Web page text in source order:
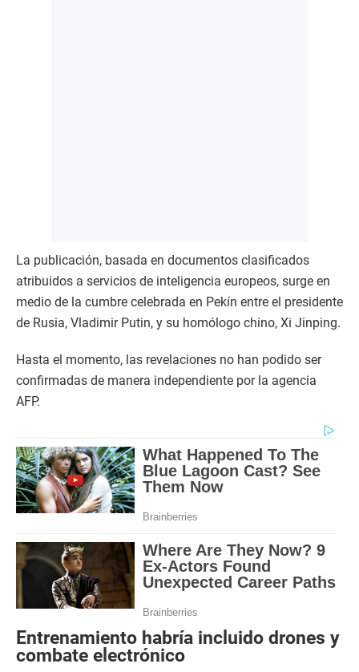
La publicación, basada en documentos clasificados
atribuidos a servicios de inteligencia europeos, surge en
medio de la cumbre celebrada en Pekín entre el presidente
de Rusia, Vladimir Putin, y su homólogo chino, Xi Jinping.
Hasta el momento, las revelaciones no han podido ser
confirmadas de manera independiente por la agencia
AFP.
Entrenamiento habría incluido drones y
combate electrónico